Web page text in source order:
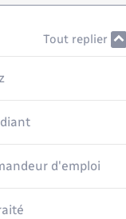
Tout replier
d'emploi